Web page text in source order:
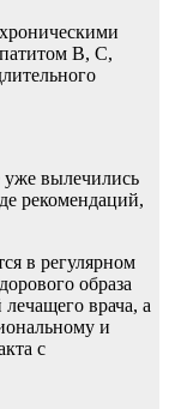
B, C,
уже вылечились
рекомендаций,
в регулярном
образа
врача, а
и
с